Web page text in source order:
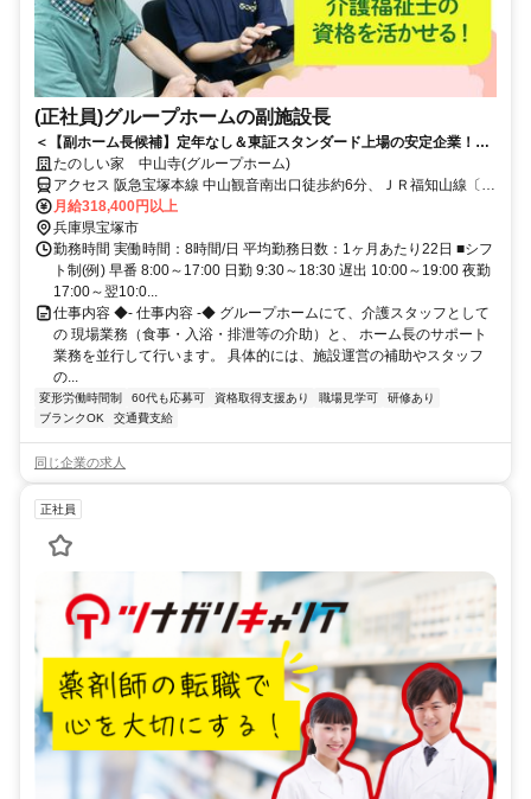
(正社員)グループホームの副施設長
＜【副ホーム長候補】定年なし＆東証スタンダード上場の安定企業！充
実の評価制度でキャリアUP◎＞いきなりホーム長は不安という方へ！ま
ずは副ホーム長として現場と運営を両立。定年制撤廃で長く安定して働
ける環境です。
たのしい家 中山寺(グループホーム)
アクセス 阪急宝塚本線 中山観音南出口徒歩約6分、ＪＲ福知山線〔宝
塚線〕 中山寺南口徒歩約9分、阪急宝塚本線 売布神社東改札口徒歩約
14分 JR宝塚線「中山寺」駅から徒歩約6分
月給318,400円以上
兵庫県宝塚市
勤務時間 実働時間：8時間/日 平均勤務日数：1ヶ月あたり22日 ■シフ
ト制(例) 早番 8:00～17:00 日勤 9:30～18:30 遅出 10:00～19:00 夜勤
17:00～翌10:0...
仕事内容 ◆- 仕事内容 -◆ グループホームにて、介護スタッフとして
の 現場業務（食事・入浴・排泄等の介助）と、 ホーム長のサポート
業務を並行して行います。 具体的には、施設運営の補助やスタッフ
の...
変形労働時間制 60代も応募可 資格取得支援あり 職場見学可
研修あり
ブランクOK
交通費支給
同じ企業の求人
正社員